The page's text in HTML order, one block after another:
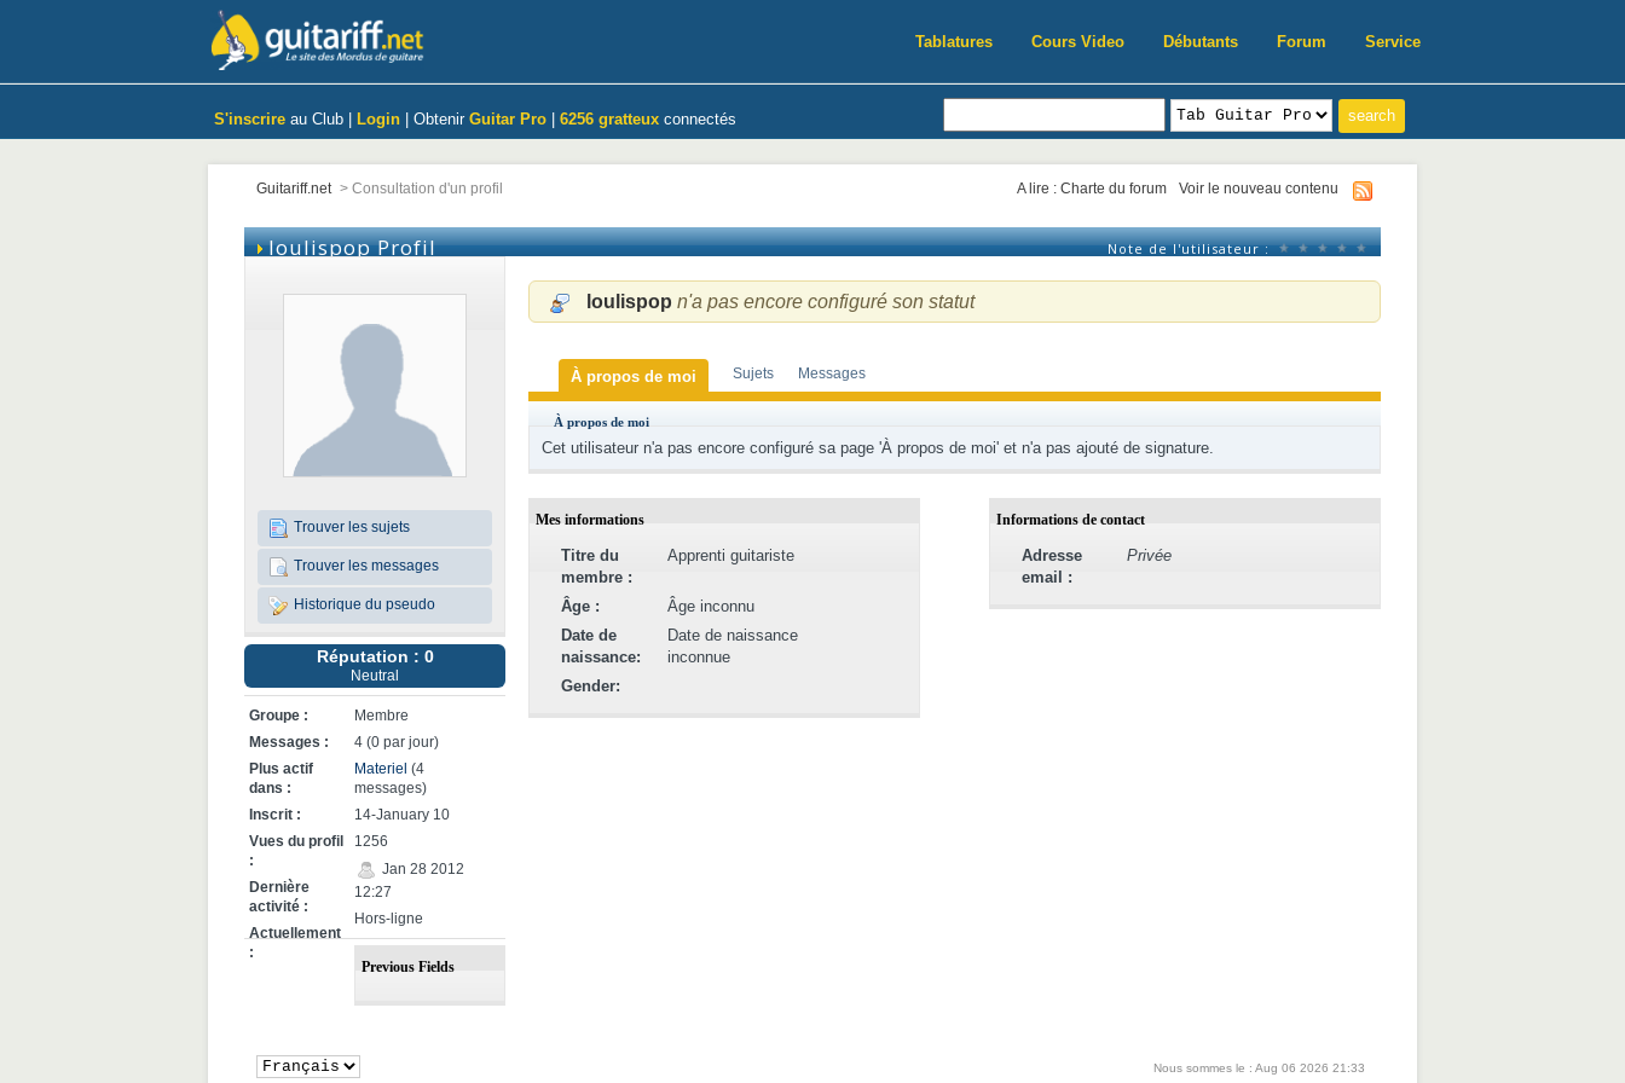
Tablatures Cours Video Débutants Forum Service
S'inscrire au Club | Login | Obtenir Guitar Pro 6256 gratteux connectés
Guitariff.net > Consultation d'un profil A lire : Charte du forum Voir le nouveau contenu
loulispopProfil Note de l'utilisateur :
Trouver les sujets
Trouver les messages
Historique du pseudo
Réputation : 0
Neutral
Groupe :
Membre
Messages :
4 (0 par jour)
Plus actif
dans :
Materiel (4
messages)
Inscrit :
14-January 10
Vues du profil
:
1256
Dernière
activité :
Jan 28 2012
12:27
Actuellement
:
Hors-ligne
Previous Fields
loulispop n'a pas encore configuré son statut
À propos de moi Sujets Messages
À propos de moi
Cet utilisateur n'a pas encore configuré sa page 'À propos de moi' et n'a pas ajouté de signature.
Mes informations
Titre du
membre :
Apprenti guitariste
Âge :
Âge inconnu
Date de
naissance:
Date de naissance
inconnue
Gender:
Informations de contact
Adresse
email :
Privée
Nous sommes le : Aug 06 2026 21:33